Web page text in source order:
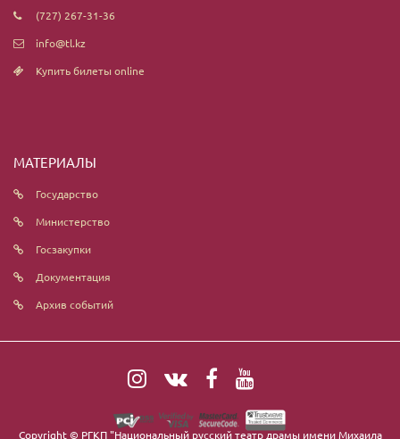
(727) 267-31-36
info@tl.kz
Купить билеты online
МАТЕРИАЛЫ
Государство
Министерство
Госзакупки
Документация
Архив событий
Copyright © РГКП "Национальный русский театр драмы имени Михаила